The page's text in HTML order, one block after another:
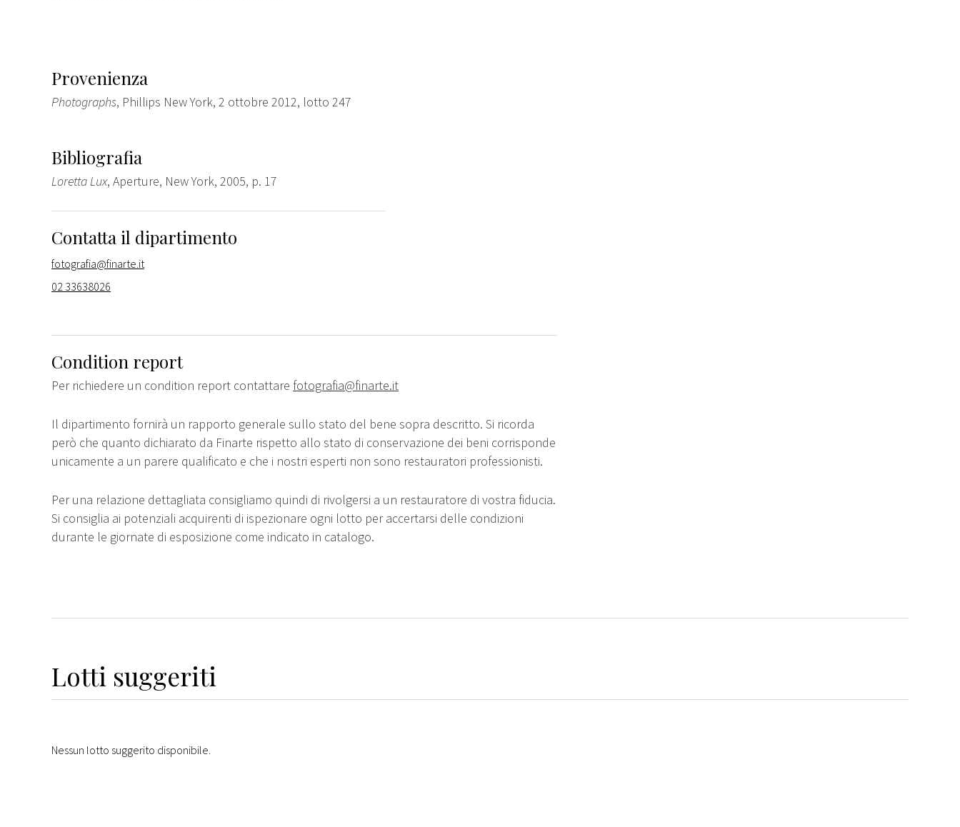
Provenienza
Photographs, Phillips New York, 2 ottobre 2012, lotto 247
Bibliografia
Loretta Lux, Aperture, New York, 2005, p. 17
Contatta il dipartimento
fotografia@finarte.it
02 33638026
Condition report
Per richiedere un condition report contattare fotografia@finarte.it
Il dipartimento fornirà un rapporto generale sullo stato del bene sopra descritto. Si ricorda
però che quanto dichiarato da Finarte rispetto allo stato di conservazione dei beni corrisponde
unicamente a un parere qualificato e che i nostri esperti non sono restauratori professionisti.
Per una relazione dettagliata consigliamo quindi di rivolgersi a un restauratore di vostra fiducia.
Si consiglia ai potenziali acquirenti di ispezionare ogni lotto per accertarsi delle condizioni
durante le giornate di esposizione come indicato in catalogo.
Lotti suggeriti
Nessun lotto suggerito disponibile.